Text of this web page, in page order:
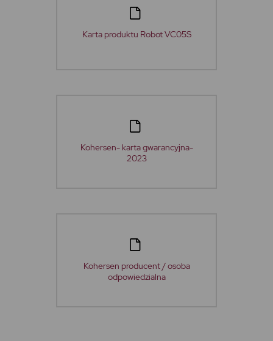
Karta produktu Robot VC05S
Kohersen- karta gwarancyjna-
2023
Kohersen producent / osoba
odpowiedzialna